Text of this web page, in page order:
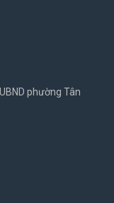
phường Tân